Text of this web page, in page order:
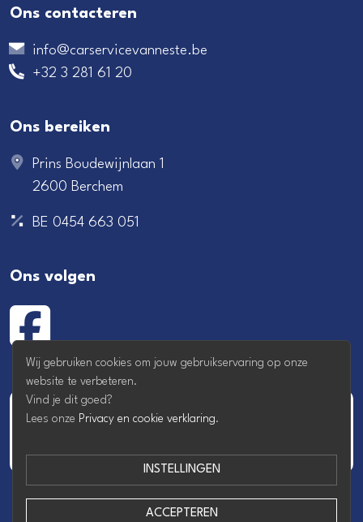
Ons contacteren
info@carservicevanneste.be
+32 3 281 61 20
Ons bereiken
Prins Boudewijnlaan 1
2600 Berchem
BE 0454 663 051
Ons volgen
Wij gebruiken cookies om jouw gebruikservaring op onze
website te verbeteren.
Vind je dit goed?
Lees onze Privacy en cookie verklaring.
INSTELLINGEN
ACCEPTEREN